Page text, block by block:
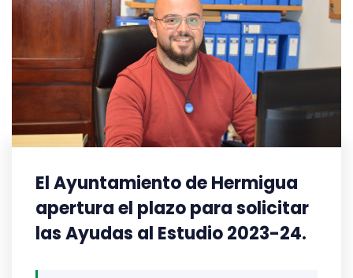
El Ayuntamiento de Hermigua
apertura el plazo para solicitar
las Ayudas al Estudio 2023-24.